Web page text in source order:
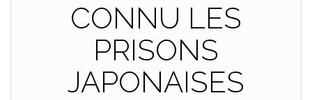
CONNU LES
PRISONS
JAPONAISES